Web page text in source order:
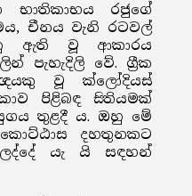
රජුගේ
චීනය වැනි රටවල්
ඇති වූ ආකාරය
පැහැදිලි වේ. ග්‍රීක
වූ ක්ලෝදියස්
පිළිබඳ සිතියමක්
තුළදී ය. ඔහු මේ
දහතුනකට
යැ යි සඳහන්